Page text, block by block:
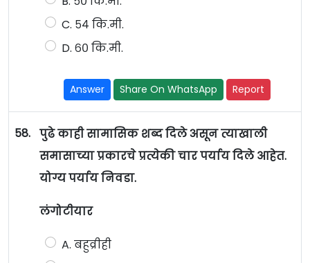
C. ५४ कि.मी.
D. ६० कि.मी.
Answer Share On WhatsApp Report
58. पुढे काही सामासिक शब्द दिले असून त्याखाली
समासाच्या प्रकारचे प्रत्येकी चार पर्याय दिले आहेत.
योग्य पर्याय निवडा.
लंगोटीयार
A. बहुव्रीही